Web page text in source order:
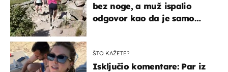
bez noge, a muž ispalio
odgovor kao da je samo
ŠTO KAŽETE?
Isključio komentare: Par iz